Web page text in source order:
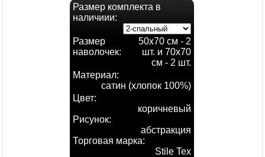
Размер комплекта в
наличиии:
Размер
наволочек:
50х70 см - 2
шт. и 70х70
см - 2 шт.
Материал:
сатин (хлопок 100%)
Цвет:
коричневый
Рисунок:
абстракция
Торговая марка:
Stile Tex